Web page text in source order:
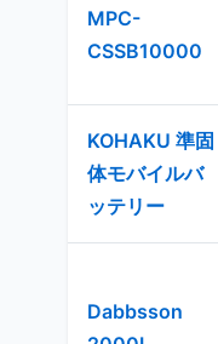
MPC-
CSSB10000
KOHAKU 準固
体モバイルバ
ッテリー
Dabbsson